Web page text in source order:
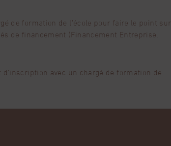
de formation de l’école pour faire le point sur
de financement (Financement Entreprise,
avec un chargé de formation de